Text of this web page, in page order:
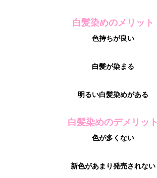
白髪染めのメリット
色持ちが良い
白髪が染まる
明るい白髪染めがある
白髪染めのデメリット
色が多くない
新色があまり発売されない